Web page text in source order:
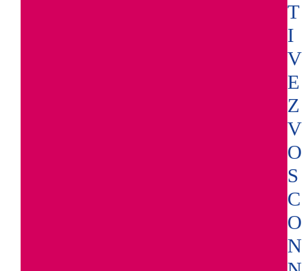
T
I
V
E
Z
V
O
S
C
O
N